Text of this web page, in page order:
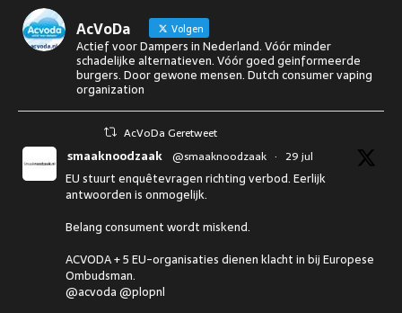
AcVoDa Volgen
Actief voor Dampers in Nederland. Vóór minder
schadelijke alternatieven. Vóór goed geinformeerde
burgers. Door gewone mensen. Dutch consumer vaping
organization
AcVoDa Geretweet
smaaknoodzaak @smaaknoodzaak · 29 jul
EU stuurt enquêtevragen richting verbod. Eerlijk
antwoorden is onmogelijk.
Belang consument wordt miskend.
ACVODA + 5 EU-organisaties dienen klacht in bij Europese
Ombudsman.
@acvoda @plopnl